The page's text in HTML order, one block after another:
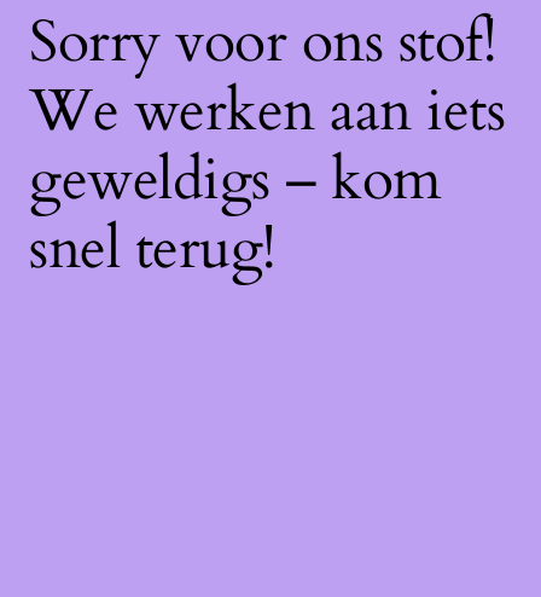
Sorry voor ons stof!
We werken aan iets
geweldigs – kom
snel terug!